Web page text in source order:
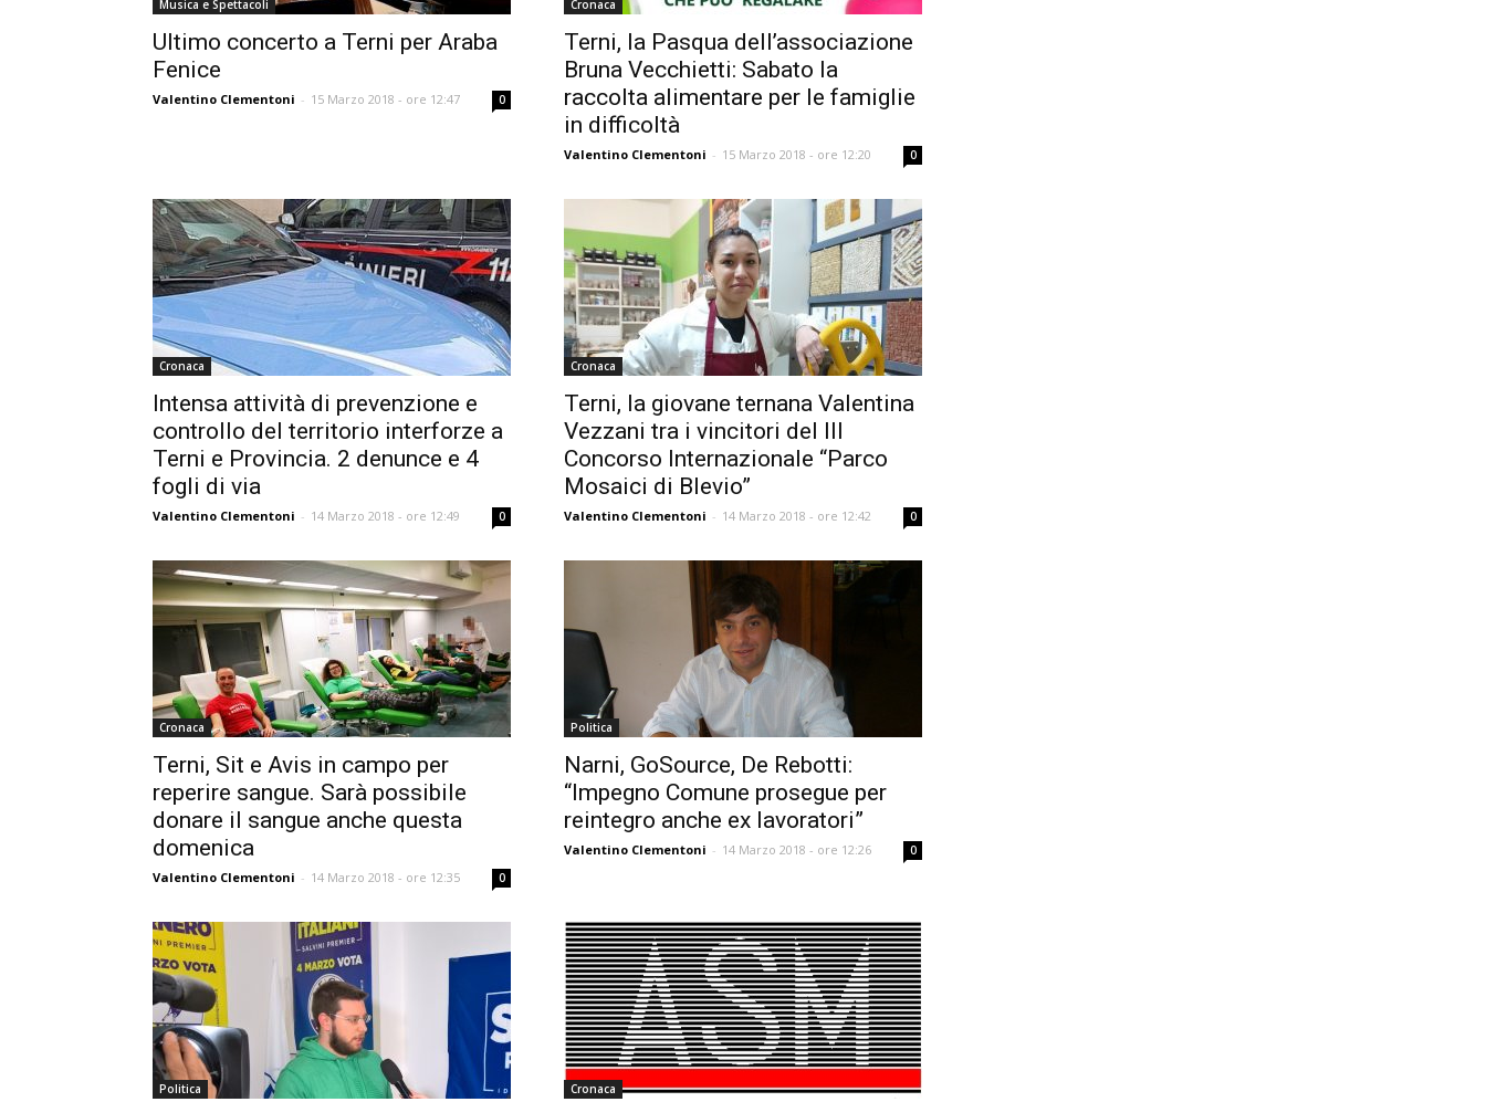
Musica e Spettacoli
Ultimo concerto a Terni per Araba
Fenice
Valentino Clementoni - 15 Marzo 2018 - ore 12:47 0
Cronaca
Terni, la Pasqua dell’associazione
Bruna Vecchietti: Sabato la
raccolta alimentare per le famiglie
in difficoltà
Valentino Clementoni - 15 Marzo 2018 - ore 12:20 0
Cronaca
Intensa attività di prevenzione e
controllo del territorio interforze a
Terni e Provincia. 2 denunce e 4
fogli di via
Valentino Clementoni - 14 Marzo 2018 - ore 12:49 0
Cronaca
Terni, la giovane ternana Valentina
Vezzani tra i vincitori del III
Concorso Internazionale “Parco
Mosaici di Blevio”
Valentino Clementoni - 14 Marzo 2018 - ore 12:42 0
Cronaca
Terni, Sit e Avis in campo per
reperire sangue. Sarà possibile
donare il sangue anche questa
domenica
Valentino Clementoni - 14 Marzo 2018 - ore 12:35 0
Politica
Narni, GoSource, De Rebotti:
“Impegno Comune prosegue per
reintegro anche ex lavoratori”
Valentino Clementoni - 14 Marzo 2018 - ore 12:26 0
Politica Cronaca